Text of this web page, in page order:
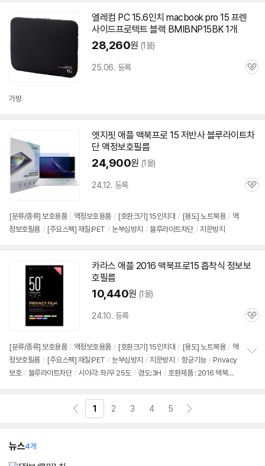
엘레컴 PC 15.6인치 macbook pro 15 프렌
사이드프로텍트 블랙 BMIBNP15BK 1개
28,260원 (1몰)
25.06. 등록
관
가방
엣지핏 애플 맥북프로 15 저반사 블루라이트차
단 액정보호필름
24,900원 (1몰)
24.12. 등록
관
[분류/종류] 보호용품 / 액정보호용품 / [호환크기] 15인치 대 / [용도] 노트북용 / 액
정보호필름 / [주요스펙] 재질:PET / 눈부심방지 / 블루라이트차단 / 지문방지
카라스 애플 2016 맥북프로15 흡착식 정보보
호필름
10,440원 (1몰)
24.10. 등록
관
[분류/종류] 보호용품 / 액정보호용품 / [호환크기] 15인치 대 / [용도] 노트북용 / 액
정보호필름 / [주요스펙] 재질:PET / 눈부심방지 / 지문방지 / 항균기능 / Privacy
보호 / 블루라이트차단 / 시야각: 좌/우 25도 / 경도:3H / 호환제품 : 2016 맥북프
1 2 3 4 5
뉴스4개